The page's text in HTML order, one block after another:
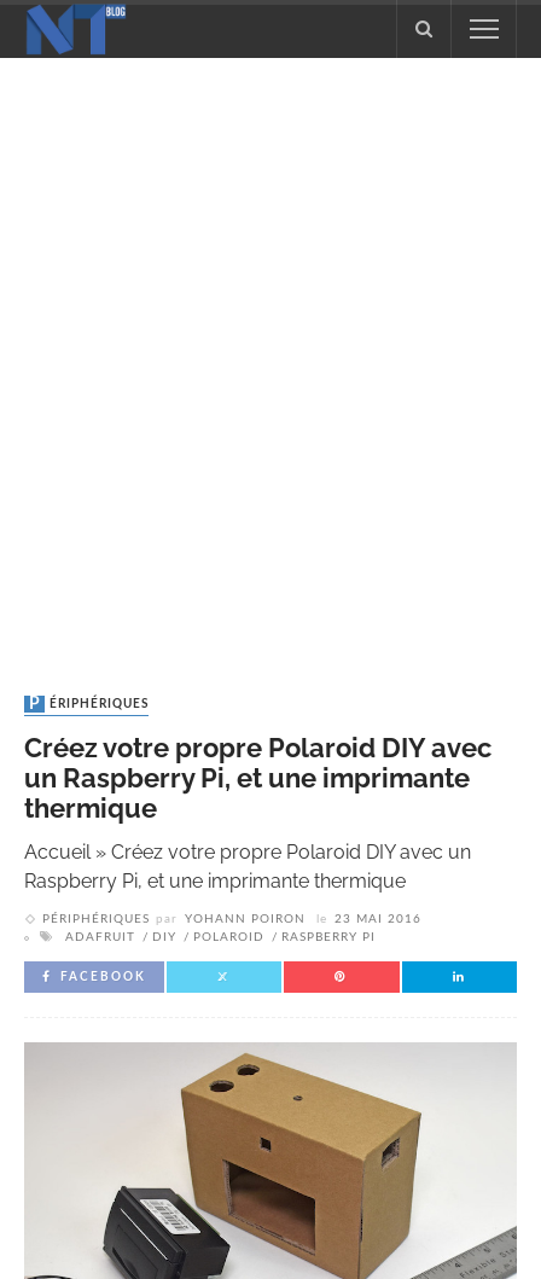
PÉRIPHÉRIQUES
Créez votre propre Polaroid DIY avec
un Raspberry Pi, et une imprimante
thermique
Accueil» Créez votre propre Polaroid DIY avec un
Raspberry Pi, et une imprimante thermique
PÉRIPHÉRIQUES par YOHANN POIRON le
23 MAI 2016
ADAFRUIT
DIY POLAROID RASPBERRY PI
FACEBOOK